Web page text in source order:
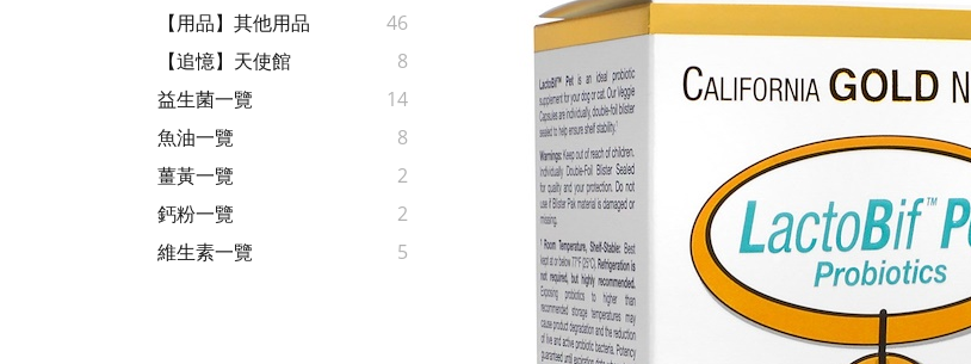
【用品】其他用品
46
【追憶】天使館
8
益生菌一覽
14
魚油一覽
8
薑黃一覽
2
鈣粉一覽
2
維生素一覽
5